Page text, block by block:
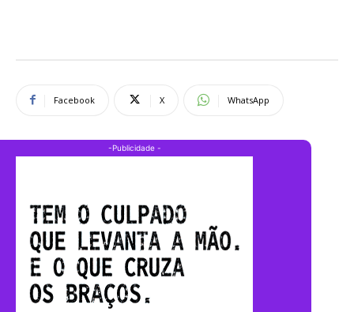
Facebook X WhatsApp
-Publicidade -